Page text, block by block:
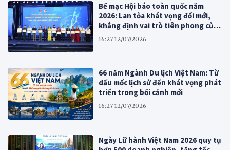
Bế mạc Hội báo toàn quốc năm
2026: Lan tỏa khát vọng đổi mới,
khẳng định vai trò tiên phong của
báo chí cách mạng Việt Nam
16:27 12/07/2026
66 năm Ngành Du lịch Việt Nam: Từ
dấu mốc lịch sử đến khát vọng phát
triển trong bối cảnh mới
16:27 12/07/2026
Ngày Lữ hành Việt Nam 2026 quy tụ